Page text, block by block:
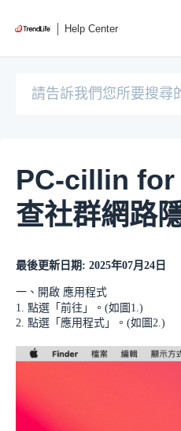
Help Center
PC-cillin for
查社群網路
最後更新日期: 2025年07月24日
一、開啟 應用程式
1. 點選「前往」。(如圖1.)
2. 點選「應用程式」。(如圖2.)